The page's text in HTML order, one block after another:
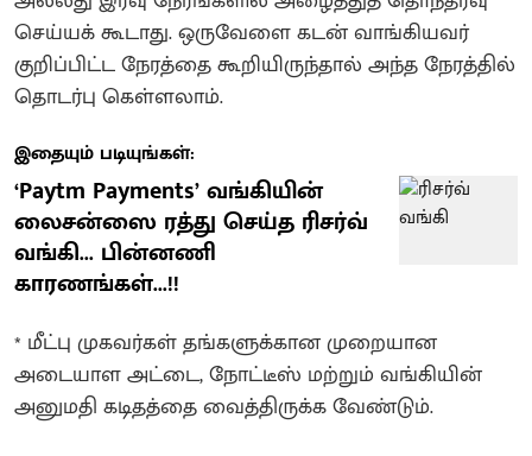
செய்யக் கூடாது. ஒருவேளை கடன் வாங்கியவர்
குறிப்பிட்ட நேரத்தை கூறியிருந்தால் அந்த நேரத்தில்
தொடர்பு கெள்ளலாம்.
இதையும் படியுங்கள்:
‘Paytm Payments’ வங்கியின்
லைசன்ஸை ரத்து செய்த ரிசர்வ்
வங்கி... பின்னணி
காரணங்கள்...!!
* மீட்பு முகவர்கள் தங்களுக்கான முறையான
அடையாள அட்டை, நோட்டீஸ் மற்றும் வங்கியின்
அனுமதி கடிதத்தை வைத்திருக்க வேண்டும்.